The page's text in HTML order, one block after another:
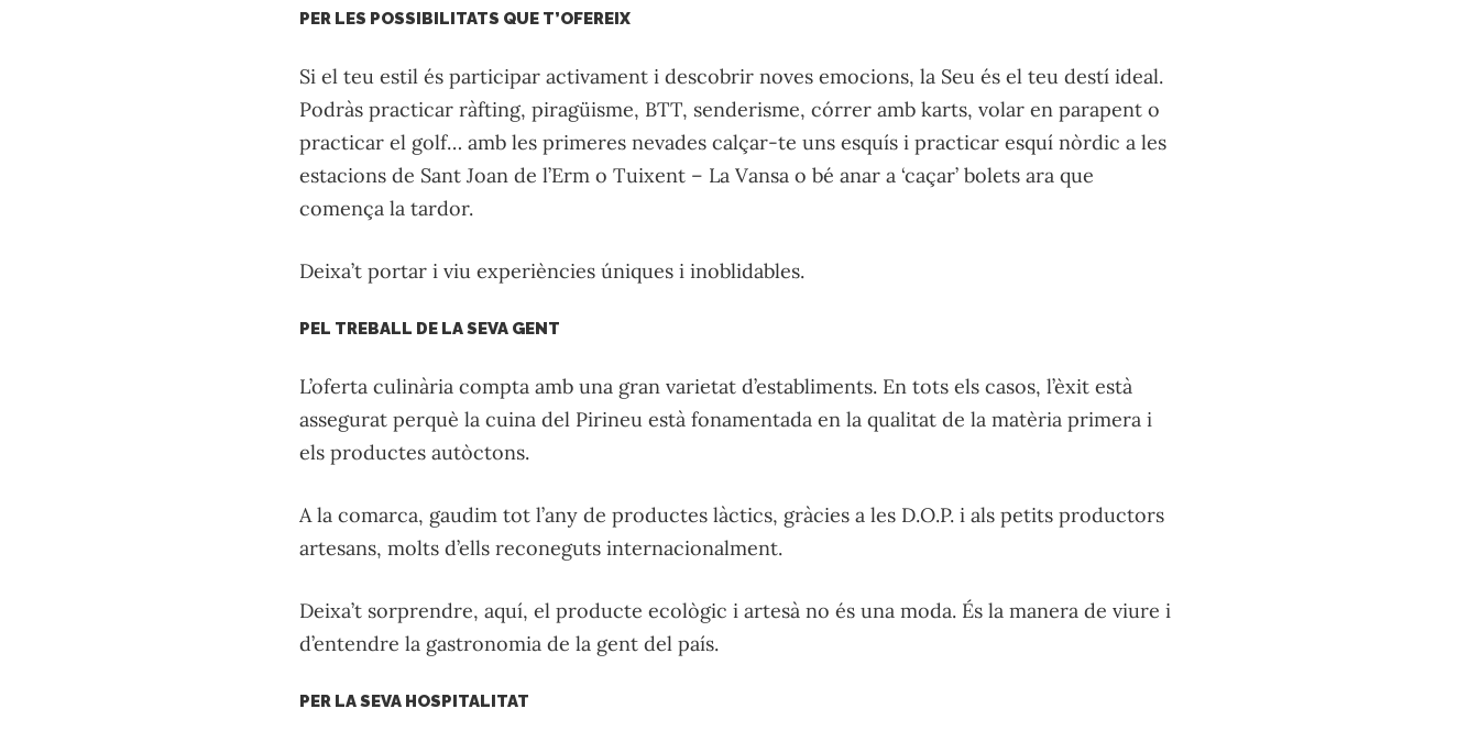
PER LES POSSIBILITATS QUE T’OFEREIX
Si el teu estil és participar activament i descobrir noves emocions, la Seu és el teu destí ideal.
Podràs practicar ràfting, piragüisme, BTT, senderisme, córrer amb karts, volar en parapent o
practicar el golf… amb les primeres nevades calçar-te uns esquís i practicar esquí nòrdic a les
estacions de Sant Joan de l’Erm o Tuixent – La Vansa o bé anar a ‘caçar’ bolets ara que
comença la tardor.
Deixa’t portar i viu experiències úniques i inoblidables.
PEL TREBALL DE LA SEVA GENT
L’oferta culinària compta amb una gran varietat d’establiments. En tots els casos, l’èxit està
assegurat perquè la cuina del Pirineu està fonamentada en la qualitat de la matèria primera i
els productes autòctons.
A la comarca, gaudim tot l’any de productes làctics, gràcies a les D.O.P. i als petits productors
artesans, molts d’ells reconeguts internacionalment.
Deixa’t sorprendre, aquí, el producte ecològic i artesà no és una moda. És la manera de viure i
d’entendre la gastronomia de la gent del país.
PER LA SEVA HOSPITALITAT